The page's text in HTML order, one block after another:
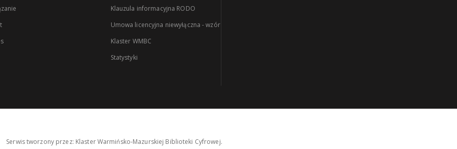
Klauzula informacyjna RODO
Umowa licencyjna niewyłączna - wzór
Klaster WMBC
Statystyki
Serwis tworzony przez: Klaster Warmińsko-Mazurskiej Biblioteki Cyfrowej.